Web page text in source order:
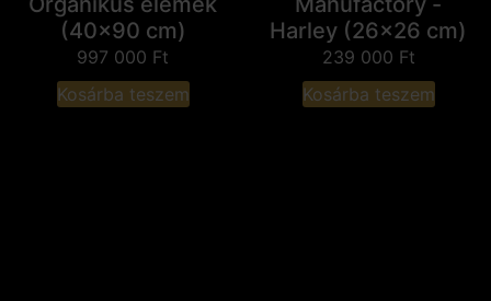
(40x90 cm)
997 000 Ft
Kosárba teszem
Harley (26x26 cm)
239 000 Ft
Kosárba teszem